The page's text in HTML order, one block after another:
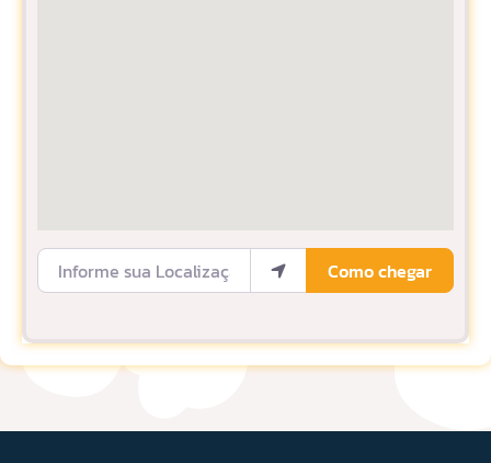
Informe sua Localização
Como chegar